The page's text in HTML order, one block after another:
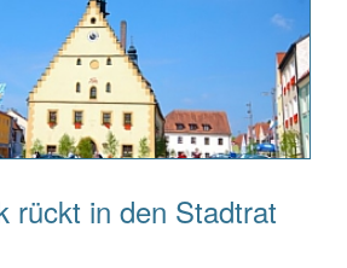
rückt in den Stadtrat